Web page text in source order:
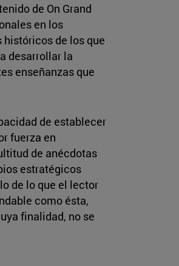
de On Grand
en los
de los que
desarrollar la
enseñanzas que
de establecer
fuerza en
de anécdotas
estratégicos
de lo que el lector
como ésta,
finalidad, no se